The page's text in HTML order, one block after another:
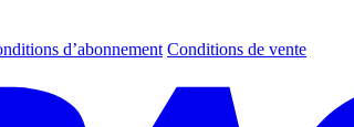
d’abonnement Conditions de vente